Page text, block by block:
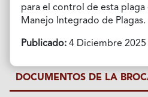
para el control de esta plaga
Manejo Integrado de Plagas.
Publicado:4 Diciembre 2025
DOCUMENTOS DE LA